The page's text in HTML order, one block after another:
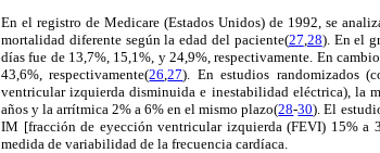
En el registro de Medicare (Estados Unidos) de 1992, se
mortalidad diferente según la edad del paciente(27 28). En el
días fue de 13,7%, 15,1%, y 24,9%, respectivamente. En
43,6%, respectivamente(26 ,27). En estudios randomizados
ventricular izquierda disminuida e inestabilidad eléctrica), la
años y la arrítmica 2% a 6% en el mismo plazo(28-30). El
IM [fracción de eyección ventricular izquierda (FEVI) 15% a
medida de variabilidad de la frecuencia cardíaca.